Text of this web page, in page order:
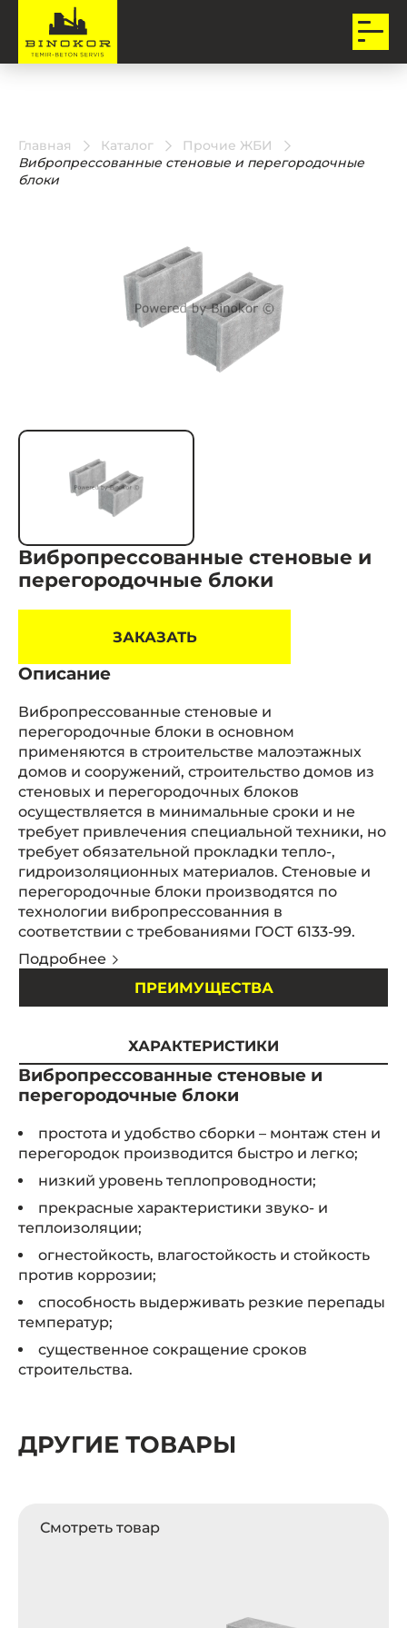
Главная Каталог
Прочие ЖБИ
Вибропрессованные стеновые и перегородочные
блоки
Вибропрессованные стеновые и
перегородочные блоки
ЗАКАЗАТЬ
Описание
Вибропрессованные стеновые и
перегородочные блоки в основном
применяются в строительстве малоэтажных
домов и сооружений, строительство домов из
стеновых и перегородочных блоков
осуществляется в минимальные сроки и не
требует привлечения специальной техники, но
требует обязательной прокладки тепло-,
гидроизоляционных материалов. Стеновые и
перегородочные блоки производятся по
технологии вибропрессованния в
соответствии с требованиями ГОСТ 6133-99.
Подробнее
ПРЕИМУЩЕСТВА
ХАРАКТЕРИСТИКИ
Вибропрессованные стеновые и
перегородочные блоки
простота и удобство сборки – монтаж стен и
перегородок производится быстро и легко;
низкий уровень теплопроводности;
прекрасные характеристики звуко- и
теплоизоляции;
огнестойкость, влагостойкость и стойкость
против коррозии;
способность выдерживать резкие перепады
температур;
существенное сокращение сроков
строительства.
ДРУГИЕ ТОВАРЫ
Смотреть товар